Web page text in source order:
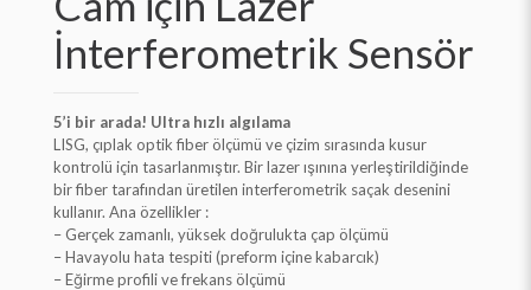
İnterferometrik Sensör
5’i bir arada! Ultra hızlı algılama
LISG, çıplak optik fiber ölçümü ve çizim sırasında kusur
kontrolü için tasarlanmıştır. Bir lazer ışınına yerleştirildiğinde
bir fiber tarafından üretilen interferometrik saçak desenini
kullanır. Ana özellikler :
– Gerçek zamanlı, yüksek doğrulukta çap ölçümü
– Havayolu hata tespiti (preform içine kabarcık)
– Eğirme profili ve frekans ölçümü